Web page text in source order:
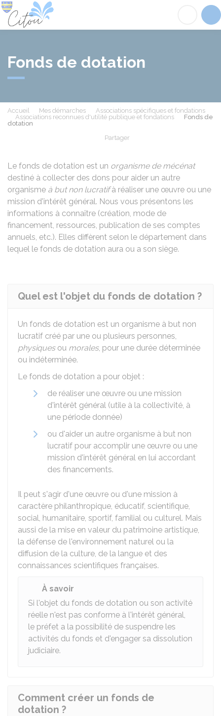
Fonds de dotation
Accueil Mes démarches
Associations spécifiques et fondations
Associations reconnues d'utilité publique et fondations
Fonds de
dotation
Partager
Le fonds de dotation est un organisme de mécénat
destiné à collecter des dons pour aider un autre
organisme à but non lucratifà réaliser une œuvre ou une
mission d'intérêt général. Nous vous présentons les
informations à connaître (création, mode de
financement, ressources, publication de ses comptes
annuels, etc.). Elles diffèrent selon le département dans
lequel le fonds de dotation aura ou a son siège.
Quel est l'objet du fonds de dotation ?
Un fonds de dotation est un organisme à but non
lucratif créé par une ou plusieurs personnes,
physiquesou morales, pour une durée déterminée
ou indéterminée.
Le fonds de dotation a pour objet :
de réaliser une œuvre ou une mission
d'intérêt général (utile à la collectivité, à
une période donnée)
ou d'aider un autre organisme à but non
lucratif pour accomplir une œuvre ou une
mission d'intérêt général en lui accordant
des financements.
Il peut s'agir d'une œuvre ou d'une mission à
caractère philanthropique, éducatif, scientifique,
social, humanitaire, sportif, familial ou culturel. Mais
aussi de la mise en valeur du patrimoine artistique,
la défense de l'environnement naturel ou la
diffusion de la culture, de la langue et des
connaissances scientifiques françaises.
À savoir
Si l'objet du fonds de dotation ou son activité
réelle n'est pas conforme à l'intérêt général,
le préfet a la possibilité de suspendre les
activités du fonds et d'engager sa dissolution
judiciaire.
Comment créer un fonds de
dotation ?